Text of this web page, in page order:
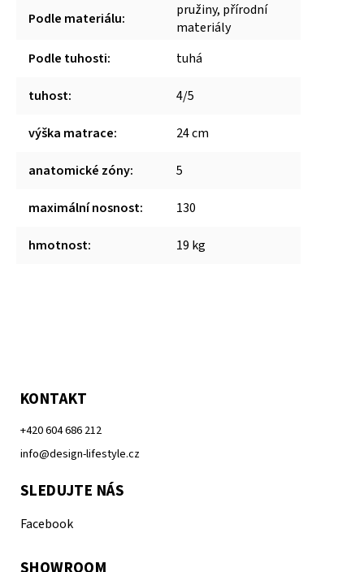
Podle materiálu:
pružiny, přírodní
materiály
Podle tuhosti: tuhá
tuhost: 4/5
výška matrace: 24 cm
anatomické zóny: 5
maximální nosnost: 130
hmotnost: 19 kg
KONTAKT
+420 604 686 212
info@design-lifestyle.cz
SLEDUJTE NÁS
Facebook